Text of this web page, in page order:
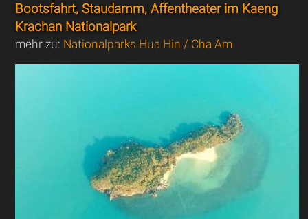
Bootsfahrt, Staudamm, Affentheater im Kaeng
Krachan Nationalpark
mehr zu: Nationalparks Hua Hin / Cha Am